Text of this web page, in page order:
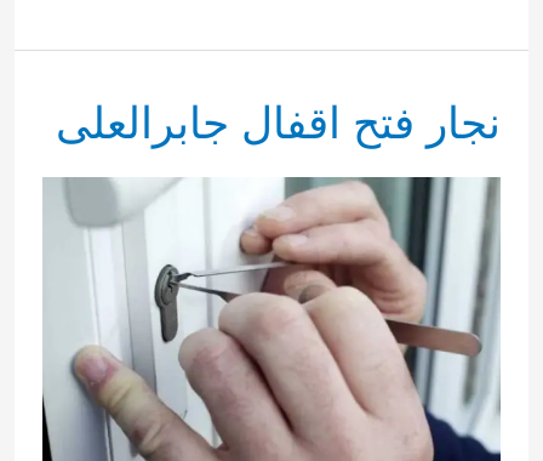
اقفال
الفيحاء
نجار فتح اقفال جابرالعلى